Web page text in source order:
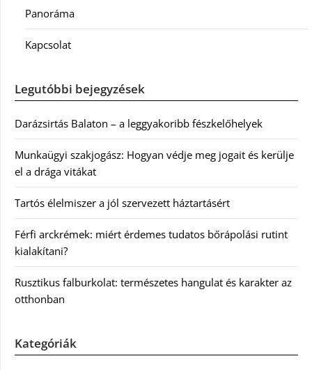
Panoráma
Kapcsolat
Legutóbbi bejegyzések
Darázsirtás Balaton – a leggyakoribb fészkelőhelyek
Munkaügyi szakjogász: Hogyan védje meg jogait és kerülje
el a drága vitákat
Tartós élelmiszer a jól szervezett háztartásért
Férfi arckrémek: miért érdemes tudatos bőrápolási rutint
kialakítani?
Rusztikus falburkolat: természetes hangulat és karakter az
otthonban
Kategóriák